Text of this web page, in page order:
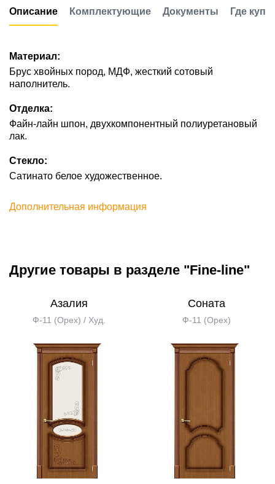
Описание Комплектующие Документы Где
Материал:
Брус хвойных пород, МДФ, жесткий сотовый
наполнитель.
Отделка:
Файн-лайн шпон, двухкомпонентный полиуретановый
лак.
Стекло:
Сатинато белое художественное.
Дополнительная информация
Другие товары в разделе "Fine-line"
Азалия
Ф-11 (Орех) / Худ.
Соната
Ф-11 (Орех)